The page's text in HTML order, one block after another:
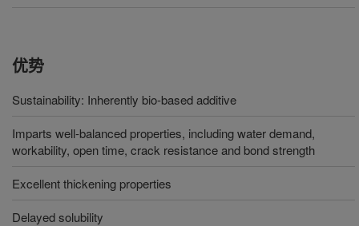
优势
Sustainability: Inherently bio-based additive
Imparts well-balanced properties, including water demand,
workability, open time, crack resistance and bond strength
Excellent thickening properties
Delayed solubility